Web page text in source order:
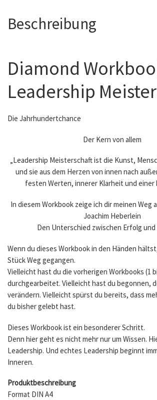
Beschreibung
Diamond
Leadership
Die Jahrhundertchance
Der Kern von allem
„Leadership Meisterschaft ist die Kunst,
und sie aus dem Herzen von innen nach
festen Werten, innerer Klarheit und einer
In diesem Workbook zeige ich dir meinen Weg
Joachim Heberlein
Den Unterschied zwischen Erfolg
Wenn du dieses Workbook in den Händen
Stück Weg gegangen.
Vielleicht hast du die vorherigen Workbooks (1
durchgearbeitet. Vielleicht hast du begonnen,
verändern. Vielleicht spürst du bereits, dass
du bisher gelebt hast.
Dieses Workbook ist ein besonderer Schritt.
Denn hier geht es nicht mehr nur um Wissen.
Leadership. Und echtes Leadership beginnt
Inneren.
Produktbeschreibung
Format DIN A4